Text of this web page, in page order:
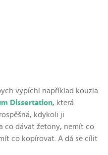
vypíchl například kouzla
Dissertation, která
kdykoli ji
co dávat žetony, nemít co
co kopírovat. A dá se cílit